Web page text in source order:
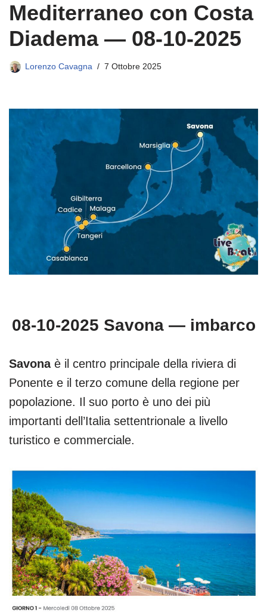
Mediterraneo con Costa
Diadema — 08-10-2025
Lorenzo Cavagna 7 Ottobre 2025
08-10-2025 Savona — imbarco
Savonaè il centro principale della riviera di
Ponente e il terzo comune della regione per
popolazione. Il suo porto è uno dei più
importanti dell’Italia settentrionale a livello
turistico e commerciale.